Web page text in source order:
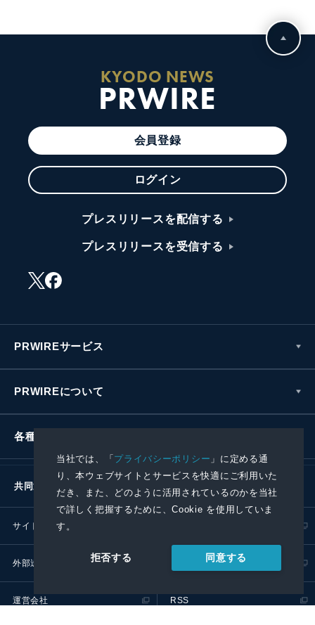
当社では、「プライバシーポリシー 」に定める通
り、本ウェブサイトとサービスを快適にご利用いた
だき、また、どのように活用されているのかを当社
で詳しく把握するために、Cookie を使用していま
す。
拒否する 同意する
KYODO NEWS
PRWIRE
会員登録
ログイン
プレスリリースを配信する
プレスリリースを受信する
PRWIREサービス
PRWIREについて
各種お問い合わせ
共同通信社グループ
サイトポリシー
外部送信ポリシー プレスリリース取扱基準
運営会社 RSS